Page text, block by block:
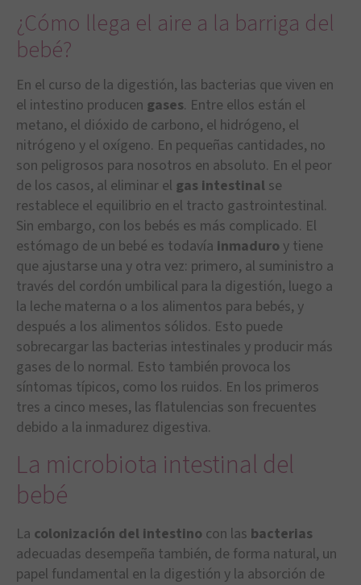
¿Cómo llega el aire a la barriga del
bebé?
En el curso de la digestión, las bacterias que viven en
el intestino producen gases. Entre ellos están el
metano, el dióxido de carbono, el hidrógeno, el
nitrógeno y el oxígeno. En pequeñas cantidades, no
son peligrosos para nosotros en absoluto. En el peor
de los casos, al eliminar el gas intestinal se
restablece el equilibrio en el tracto gastrointestinal.
Sin embargo, con los bebés es más complicado. El
estómago de un bebé es todavía inmaduro y tiene
que ajustarse una y otra vez: primero, al suministro a
través del cordón umbilical para la digestión, luego a
la leche materna o a los alimentos para bebés, y
después a los alimentos sólidos. Esto puede
sobrecargar las bacterias intestinales y producir más
gases de lo normal. Esto también provoca los
síntomas típicos, como los ruidos. En los primeros
tres a cinco meses, las flatulencias son frecuentes
debido a la inmadurez digestiva.
La microbiota intestinal del
bebé
La colonización del intestino con las bacterias
adecuadas desempeña también, de forma natural, un
papel fundamental en la digestión y la absorción de